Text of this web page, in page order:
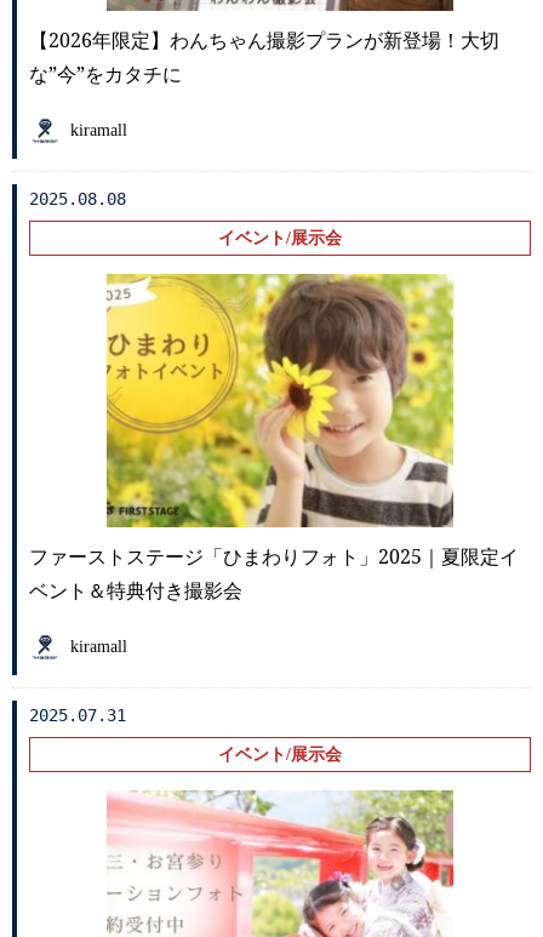
【2026年限定】わんちゃん撮影プランが新登場！大切
な”今”をカタチに
kiramall
2025.08.08
イベント/展示会
ファーストステージ「ひまわりフォト」2025｜夏限定イ
ベント＆特典付き撮影会
kiramall
2025.07.31
イベント/展示会